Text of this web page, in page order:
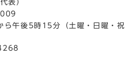
代表）
ら午後5時15分（土曜・日曜・祝